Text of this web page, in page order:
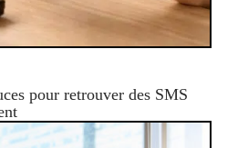
pour retrouver des SMS